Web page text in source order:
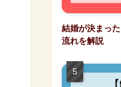
結婚が決まっ
流れを解説